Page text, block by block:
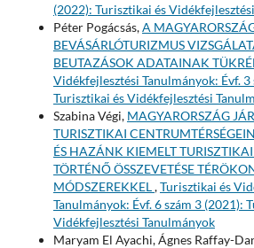
(2022): Turisztikai és
Péter Pogácsás,A
BEVÁSÁRLÓTURIZMUS
BEUTAZÁSOK ADATAINAK
Vidékfejlesztési Tanulmányok: Évf. 3
Turisztikai és Vidékfejlesztési
Szabina Végi, MAGYARORSZÁG
TURISZTIKAI
ÉS HAZÁNK KIEMELT TURISZTIKAI
TÖRTÉNŐ ÖSSZEVETÉSE
MÓDSZEREKKEL,Turisztikai és
Tanulmányok: Évf. 6 szám 3 (2021):
Vidékfejlesztési Tanulmányok
Maryam El Ayachi, Ágnes Raffay-